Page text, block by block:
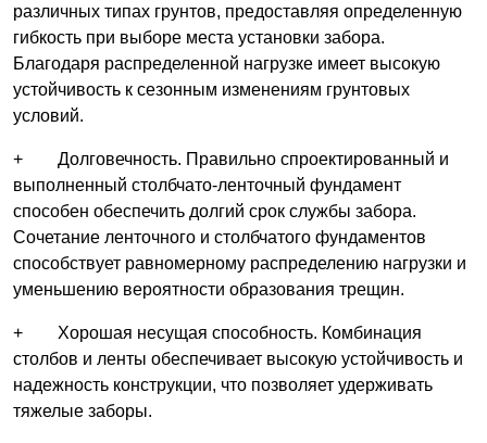
различных типах грунтов, предоставляя определенную
гибкость при выборе места установки забора.
Благодаря распределенной нагрузке имеет высокую
устойчивость к сезонным изменениям грунтовых
условий.
+ Долговечность. Правильно спроектированный и
выполненный столбчато-ленточный фундамент
способен обеспечить долгий срок службы забора.
Сочетание ленточного и столбчатого фундаментов
способствует равномерному распределению нагрузки и
уменьшению вероятности образования трещин.
+ Хорошая несущая способность. Комбинация
столбов и ленты обеспечивает высокую устойчивость и
надежность конструкции, что позволяет удерживать
тяжелые заборы.